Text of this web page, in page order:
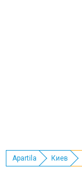
Apartila Киев